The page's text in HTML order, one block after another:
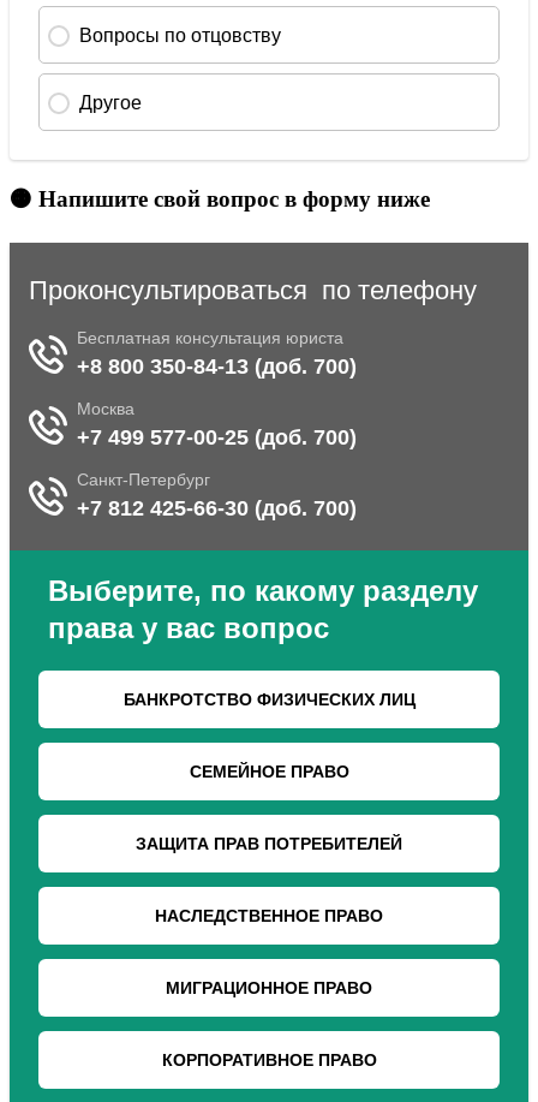
🟠 Напишите свой вопрос в форму ниже